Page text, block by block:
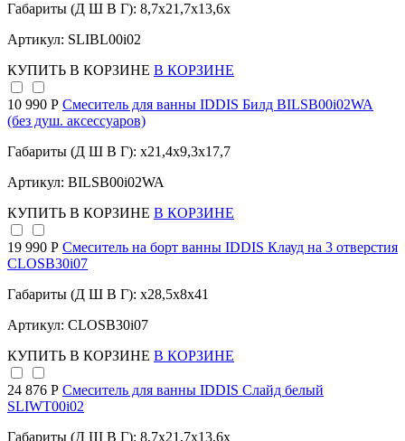
Габариты (Д Ш В Г): 8,7x21,7x13,6x
Артикул: SLIBL00i02
КУПИТЬ В КОРЗИНЕ В КОРЗИНЕ
10 990 Р Смеситель для ванны IDDIS Билд BILSB00i02WA
(без душ. аксессуаров)
Габариты (Д Ш В Г): x21,4x9,3x17,7
Артикул: BILSB00i02WA
КУПИТЬ В КОРЗИНЕ В КОРЗИНЕ
19 990 Р Смеситель на борт ванны IDDIS Клауд на 3 отверстия
CLOSB30i07
Габариты (Д Ш В Г): x28,5x8x41
Артикул: CLOSB30i07
КУПИТЬ В КОРЗИНЕ В КОРЗИНЕ
24 876 Р Смеситель для ванны IDDIS Слайд белый
SLIWT00i02
Габариты (Д Ш В Г): 8,7x21,7x13,6x